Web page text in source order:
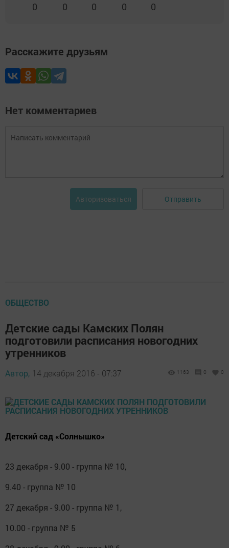
0 0 0 0 0
Расскажите друзьям
Нет комментариев
Авторизоваться Отправить
ОБЩЕСТВО
Детские сады Камских Полян
подготовили расписания новогодних
утренников
Автор, 14 декабря 2016 - 07:37 1163 0 0
Детский сад «Солнышко»
23 декабря - 9.00 - группа № 10,
9.40 - группа № 10
27 декабря - 9.00 - группа № 1,
10.00 - группа № 5